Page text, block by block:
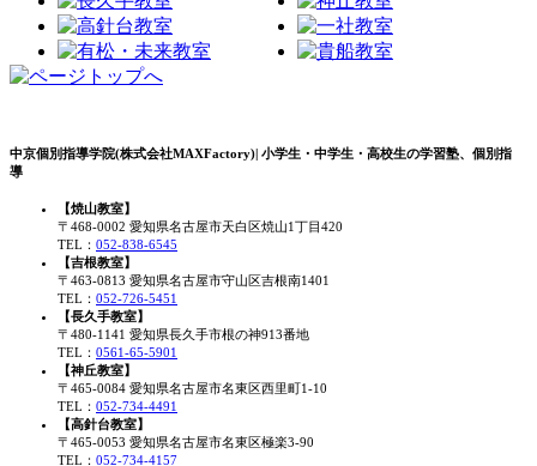
中京個別指導学院(株式会社MAXFactory)| 小学生・中学生・高校生の学習塾、個別指
導
【焼山教室】
〒468-0002 愛知県名古屋市天白区焼山1丁目420
TEL： 052-838-6545
【吉根教室】
〒463-0813 愛知県名古屋市守山区吉根南1401
TEL： 052-726-5451
【長久手教室】
〒480-1141 愛知県長久手市根の神913番地
TEL： 0561-65-5901
【神丘教室】
〒465-0084 愛知県名古屋市名東区西里町1-10
TEL： 052-734-4491
【高針台教室】
〒465-0053 愛知県名古屋市名東区極楽3-90
TEL： 052-734-4157